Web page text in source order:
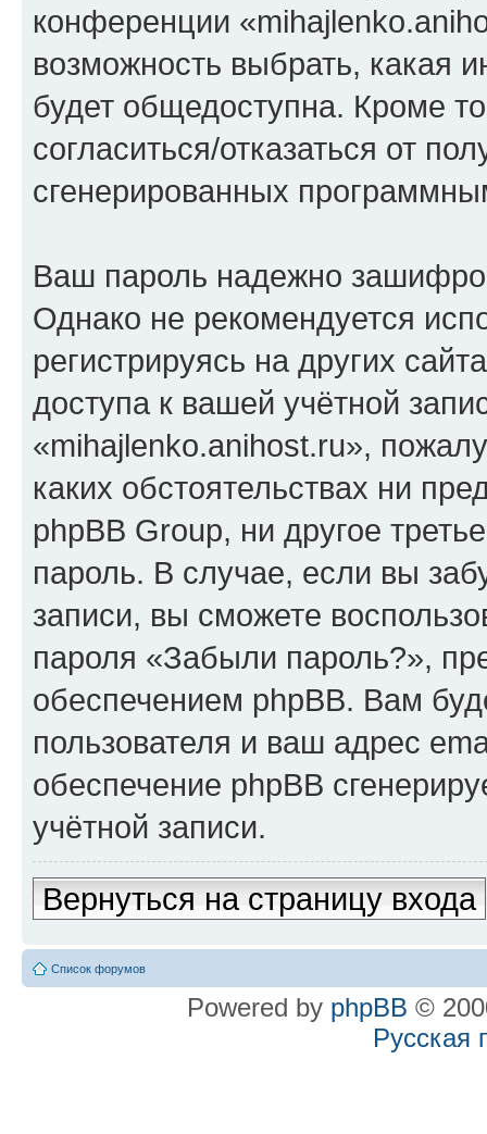
конференции
возможность выбрать, какая
будет общедоступна. Кроме
согласиться/отказаться от
сгенерированных
Ваш пароль надежно
Однако не рекомендуется
регистрируясь на других
доступа к вашей учётной
«mihajlenko.anihost.ru»,
каких обстоятельствах ни
phpBB Group, ни другое
пароль. В случае, если вы
записи, вы сможете
пароля «Забыли пароль?»,
обеспечением phpBB. Вам
пользователя и ваш адрес
обеспечение phpBB
учётной записи.
Вернуться на страницу входа
Список форумов
Powered by phpBB ©
Русская